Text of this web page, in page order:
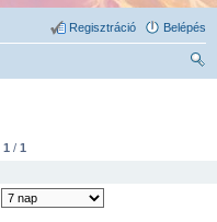
Belépés
Regisztráció
1 / 1